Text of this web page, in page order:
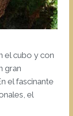
el cubo y con
gran
el fascinante
el